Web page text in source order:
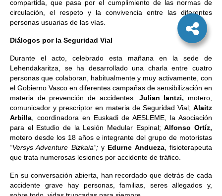
compartida, que pasa por el cumplimiento de las normas de
circulación, el respeto y la convivencia entre las diferentes
personas usuarias de las vías.
Diálogos por la Seguridad Vial
Durante el acto, celebrado esta mañana en la sede de
Lehendakaritza, se ha desarrollado una charla entre cuatro
personas que colaboran, habitualmente y muy activamente, con
el Gobierno Vasco en diferentes campañas de sensibilización en
materia de prevención de accidentes: Julian Iantzi, motero,
comunicador y prescriptor en materia de Seguridad Vial; Alaitz
Arbilla , coordinadora en Euskadi de AESLEME, la Asociación
para el Estudio de la Lesión Medular Espinal;Alfonso Ortíz,
motero desde los 18 años e integrante del grupo de motoristas
“Versys Adventure Bizkaia”; y Edurne Andueza, fisioterapeuta
que trata numerosas lesiones por accidente de tráfico.
En su conversación abierta, han recordado que detrás de cada
accidente grave hay personas, familias, seres allegados y,